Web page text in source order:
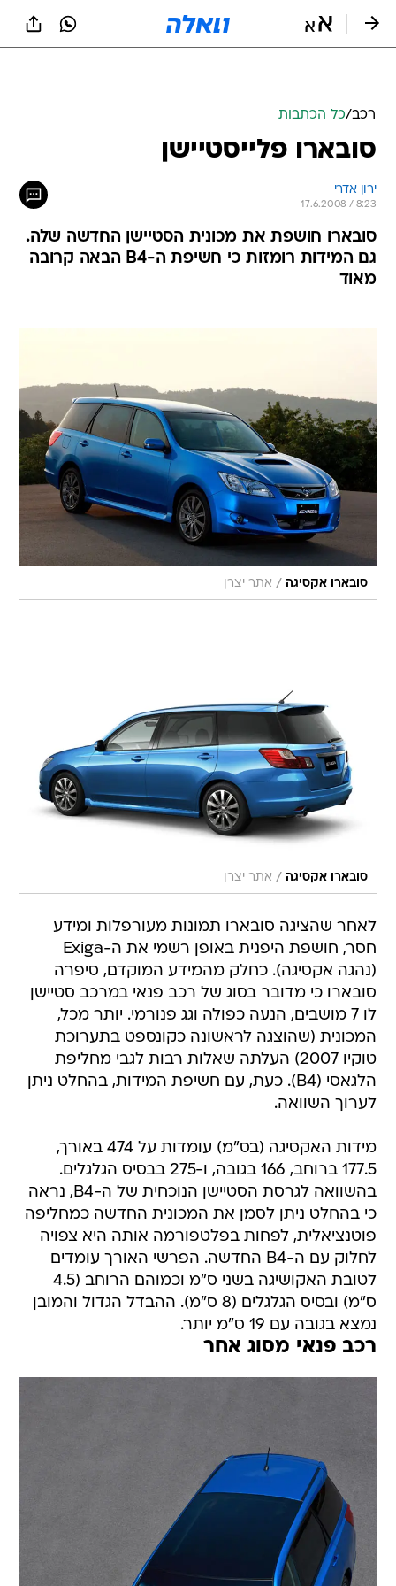
רכב/כל הכתבות
סובארו פלייסטיישן
ירון אדרי
17.6.2008 / 8:23
סובארו חושפת את מכונית הסטיישן החדשה שלה.
גם המידות רומזות כי חשיפת ה-B4 הבאה קרובה
מאוד
סובארו אקסיגה / אתר יצרן
סובארו אקסיגה / אתר יצרן
לאחר שהציגה סובארו תמונות מעורפלות ומידע
חסר, חושפת היפנית באופן רשמי את ה-Exiga
(נהגה אקסיגה). כחלק מהמידע המוקדם, סיפרה
סובארו כי מדובר בסוג של רכב פנאי במרכב סטיישן
לו 7 מושבים, הנעה כפולה וגג פנורמי. יותר מכל,
המכונית (שהוצגה לראשונה כקונספט בתערוכת
טוקיו 2007) העלתה שאלות רבות לגבי מחליפת
הלגאסי (B4). כעת, עם חשיפת המידות, בהחלט ניתן
לערוך השוואה.
מידות האקסיגה (בס"מ) עומדות על 474 באורך,
177.5 ברוחב, 166 בגובה, ו-275 בבסיס הגלגלים.
בהשוואה לגרסת הסטיישן הנוכחית של ה-B4, נראה
כי בהחלט ניתן לסמן את המכונית החדשה כמחליפה
פוטנציאלית, לפחות בפלטפורמה אותה היא צפויה
לחלוק עם ה-B4 החדשה. הפרשי האורך עומדים
לטובת האקושיגה בשני ס"מ וכמוהם הרוחב (4.5
ס"מ) ובסיס הגלגלים (8 ס"מ). ההבדל הגדול והמובן
נמצא בגובה עם 19 ס"מ יותר.
רכב פנאי מסוג אחר